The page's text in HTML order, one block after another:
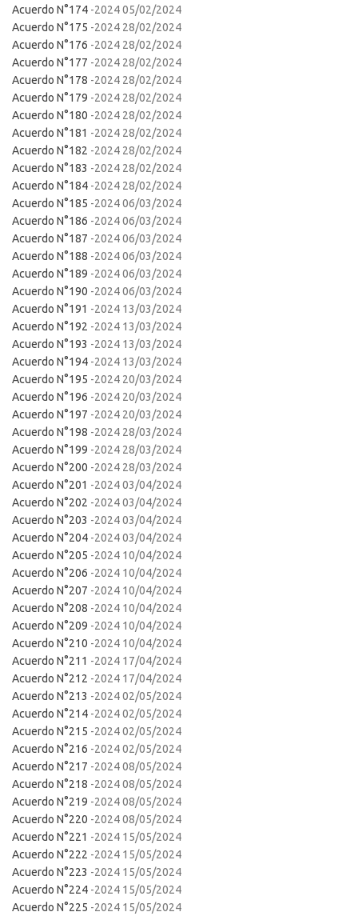
Acuerdo N°174 -2024 05/02/2024
Acuerdo N°175 -2024 28/02/2024
Acuerdo N°176 -2024 28/02/2024
Acuerdo N°177 -2024 28/02/2024
Acuerdo N°178 -2024 28/02/2024
Acuerdo N°179 -2024 28/02/2024
Acuerdo N°180 -2024 28/02/2024
Acuerdo N°181 -2024 28/02/2024
Acuerdo N°182 -2024 28/02/2024
Acuerdo N°183 -2024 28/02/2024
Acuerdo N°184 -2024 28/02/2024
Acuerdo N°185 -2024 06/03/2024
Acuerdo N°186 -2024 06/03/2024
Acuerdo N°187 -2024 06/03/2024
Acuerdo N°188 -2024 06/03/2024
Acuerdo N°189 -2024 06/03/2024
Acuerdo N°190 -2024 06/03/2024
Acuerdo N°191 -2024 13/03/2024
Acuerdo N°192 -2024 13/03/2024
Acuerdo N°193 -2024 13/03/2024
Acuerdo N°194 -2024 13/03/2024
Acuerdo N°195 -2024 20/03/2024
Acuerdo N°196 -2024 20/03/2024
Acuerdo N°197 -2024 20/03/2024
Acuerdo N°198 -2024 28/03/2024
Acuerdo N°199 -2024 28/03/2024
Acuerdo N°200 -2024 28/03/2024
Acuerdo N°201 -2024 03/04/2024
Acuerdo N°202 -2024 03/04/2024
Acuerdo N°203 -2024 03/04/2024
Acuerdo N°204 -2024 03/04/2024
Acuerdo N°205 -2024 10/04/2024
Acuerdo N°206 -2024 10/04/2024
Acuerdo N°207 -2024 10/04/2024
Acuerdo N°208 -2024 10/04/2024
Acuerdo N°209 -2024 10/04/2024
Acuerdo N°210 -2024 10/04/2024
Acuerdo N°211 -2024 17/04/2024
Acuerdo N°212 -2024 17/04/2024
Acuerdo N°213 -2024 02/05/2024
Acuerdo N°214 -2024 02/05/2024
Acuerdo N°215 -2024 02/05/2024
Acuerdo N°216 -2024 02/05/2024
Acuerdo N°217 -2024 08/05/2024
Acuerdo N°218 -2024 08/05/2024
Acuerdo N°219 -2024 08/05/2024
Acuerdo N°220 -2024 08/05/2024
Acuerdo N°221 -2024 15/05/2024
Acuerdo N°222 -2024 15/05/2024
Acuerdo N°223 -2024 15/05/2024
Acuerdo N°224 -2024 15/05/2024
Acuerdo N°225 -2024 15/05/2024